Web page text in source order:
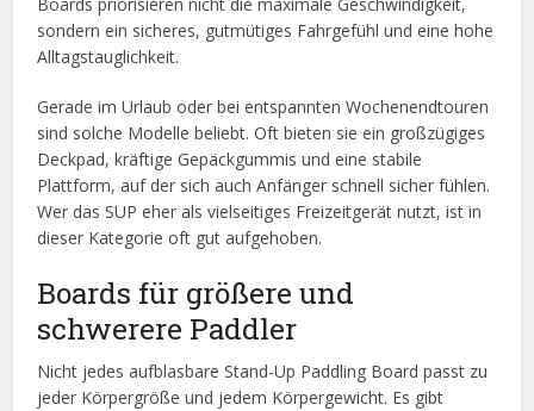
sondern ein sicheres, gutmütiges Fahrgefühl und eine hohe
Alltagstauglichkeit.
Gerade im Urlaub oder bei entspannten Wochenendtouren
sind solche Modelle beliebt. Oft bieten sie ein großzügiges
Deckpad, kräftige Gepäckgummis und eine stabile
Plattform, auf der sich auch Anfänger schnell sicher fühlen.
Wer das SUP eher als vielseitiges Freizeitgerät nutzt, ist in
dieser Kategorie oft gut aufgehoben.
Boards für größere und
schwerere Paddler
Nicht jedes aufblasbare Stand-Up Paddling Board passt zu
jeder Körpergröße und jedem Körpergewicht. Es gibt